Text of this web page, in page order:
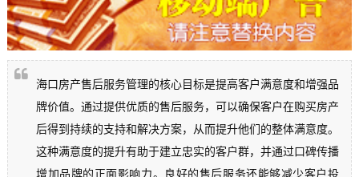
海口房产售后服务管理的核心目标是提高客户满意度和增强品
牌价值。通过提供优质的售后服务，可以确保客户在购买房产
后得到持续的支持和解决方案，从而提升他们的整体满意度。
这种满意度的提升有助于建立忠实的客户群，并通过口碑传播
增加品牌的正面影响力。良好的售后服务还能够减少客户投